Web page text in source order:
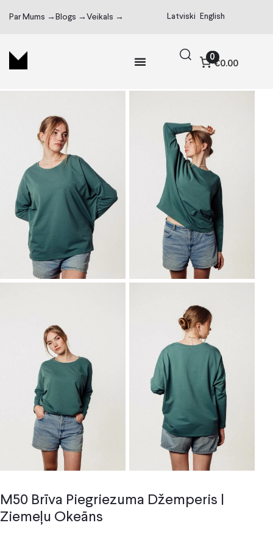
Par Mums → Blogs → Veikals → Latviski English
0
€0.00
M50 Brīva Piegriezuma Džemperis |
Ziemeļu Okeāns